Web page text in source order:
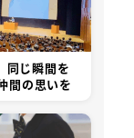
同じ瞬間を
間の思いを